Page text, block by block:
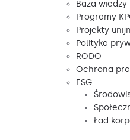
Baza wiedzy
Programy
Projekty
Polityka
RODO
Ochrona
ESG
Ład